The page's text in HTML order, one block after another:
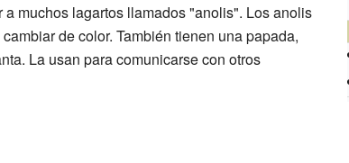
muchos lagartos llamados "anolis". Los anolis
de color. También tienen una papada,
La usan para comunicarse con otros